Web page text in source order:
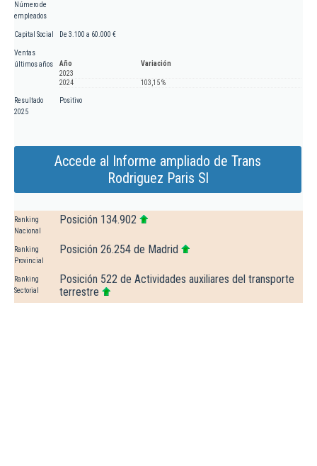
Número de
empleados
Capital Social De 3.100 a 60.000 €
Ventas
últimos años
Año
Variación
2023
2024
103,15 %
Resultado
2025
Positivo
Accede al Informe ampliado de Trans
Rodriguez Paris Sl
Ranking
Nacional
Posición 134.902
Ranking
Provincial
Posición 26.254 de Madrid
Ranking
Sectorial
Posición 522 de Actividades auxiliares del transporte
terrestre